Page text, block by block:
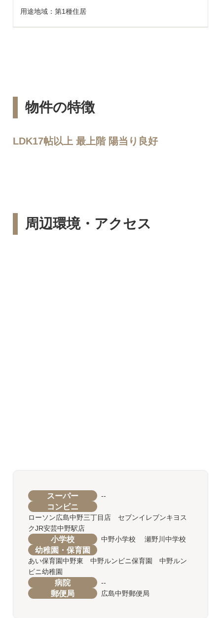
用途地域：第1種住居
物件の特徴
LDK17帖以上 最上階 陽当り良好
周辺環境・アクセス
スーパー --
コンビニ
ローソン広島中野三丁目店 セブンイレブンキヨス
クJR安芸中野駅店
小学校 中野小学校 瀬野川中学校
幼稚園・保育園
あい保育園中野東 中野ルンビニ保育園 中野ルン
ビニ幼稚園
病院 --
郵便局 広島中野郵便局